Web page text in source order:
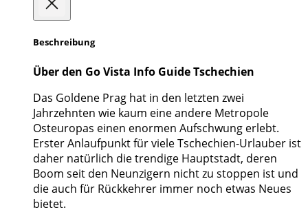
Beschreibung
Über den Go Vista Info Guide Tschechien
Das Goldene Prag hat in den letzten zwei
Jahrzehnten wie kaum eine andere Metropole
Osteuropas einen enormen Aufschwung erlebt.
Erster Anlaufpunkt für viele Tschechien-Urlauber ist
daher natürlich die trendige Hauptstadt, deren
Boom seit den Neunzigern nicht zu stoppen ist und
die auch für Rückkehrer immer noch etwas Neues
bietet.